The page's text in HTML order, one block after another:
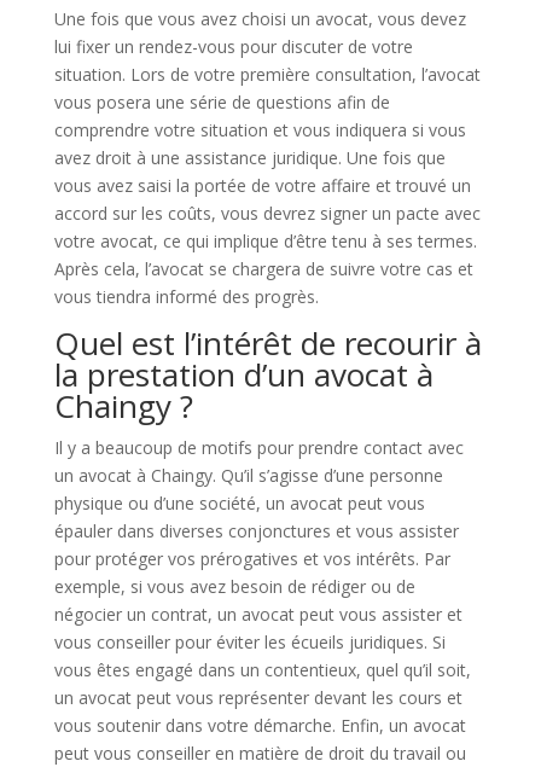
Une fois que vous avez choisi un avocat, vous devez
lui fixer un rendez-vous pour discuter de votre
situation. Lors de votre première consultation, l’avocat
vous posera une série de questions afin de
comprendre votre situation et vous indiquera si vous
avez droit à une assistance juridique. Une fois que
vous avez saisi la portée de votre affaire et trouvé un
accord sur les coûts, vous devrez signer un pacte avec
votre avocat, ce qui implique d’être tenu à ses termes.
Après cela, l’avocat se chargera de suivre votre cas et
vous tiendra informé des progrès.
Quel est l’intérêt de recourir à
la prestation d’un avocat à
Chaingy ?
Il y a beaucoup de motifs pour prendre contact avec
un avocat à Chaingy. Qu’il s’agisse d’une personne
physique ou d’une société, un avocat peut vous
épauler dans diverses conjonctures et vous assister
pour protéger vos prérogatives et vos intérêts. Par
exemple, si vous avez besoin de rédiger ou de
négocier un contrat, un avocat peut vous assister et
vous conseiller pour éviter les écueils juridiques. Si
vous êtes engagé dans un contentieux, quel qu’il soit,
un avocat peut vous représenter devant les cours et
vous soutenir dans votre démarche. Enfin, un avocat
peut vous conseiller en matière de droit du travail ou